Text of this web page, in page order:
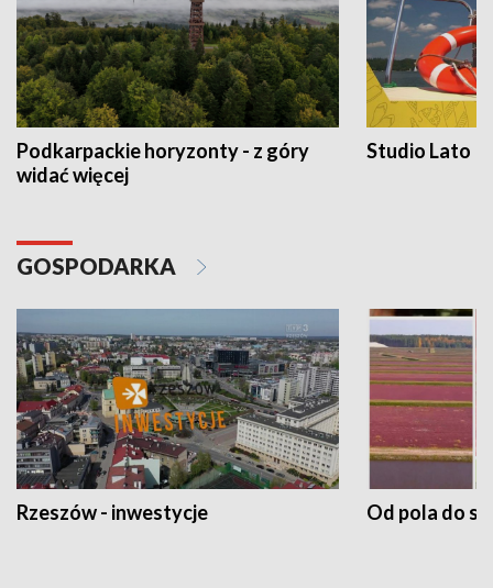
Podkarpackie horyzonty - z góry
widać więcej
Studio Lato
GOSPODARKA
Rzeszów - inwestycje Od pola do